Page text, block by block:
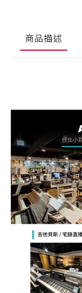
商品描述